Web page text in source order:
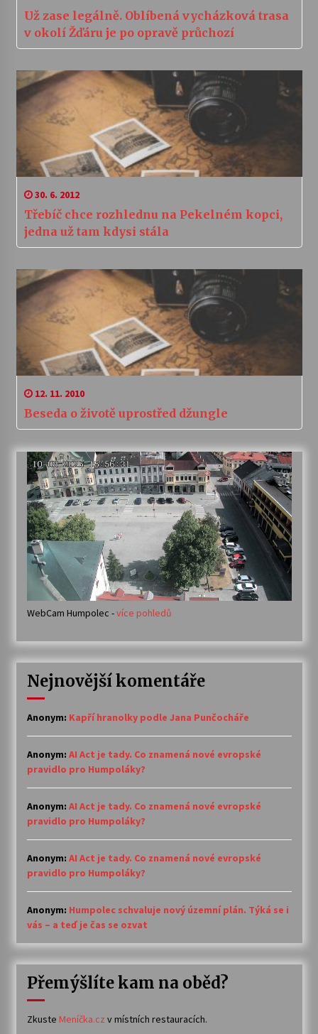
Už zase legálně. Oblíbená vycházková trasa
v okolí Žďáru je po opravě průchozí
30. 6. 2012
Třebíč chce rozhlednu na Pekelném kopci,
jedna už tam kdysi stála
12. 11. 2010
Beseda o životě uprostřed džungle
WebCam Humpolec -více pohledů
Nejnovější komentáře
Anonym: Kapří hranolky podle Jana Punčocháře
Anonym: AI Act je tady. Co znamená nové evropské
pravidlo pro Humpoláky?
Anonym: AI Act je tady. Co znamená nové evropské
pravidlo pro Humpoláky?
Anonym: AI Act je tady. Co znamená nové evropské
pravidlo pro Humpoláky?
Anonym: Humpolec schvaluje nový územní plán. Týká se i
vás – a teď je čas se ozvat
Přemýšlíte kam na oběd?
Zkuste Meníčka.cz v místních restauracích.